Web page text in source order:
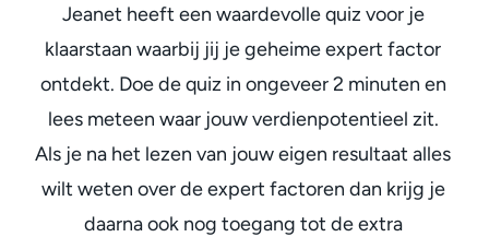
Jeanet heeft een waardevolle quiz voor je
klaarstaan waarbij jij je geheime expert factor
ontdekt. Doe de quiz in ongeveer 2 minuten en
lees meteen waar jouw verdienpotentieel zit.
Als je na het lezen van jouw eigen resultaat alles
wilt weten over de expert factoren dan krijg je
daarna ook nog toegang tot de extra